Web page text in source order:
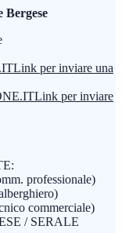
Bergese
Link per inviare una
Link per inviare
professionale)
commerciale)
/ SERALE